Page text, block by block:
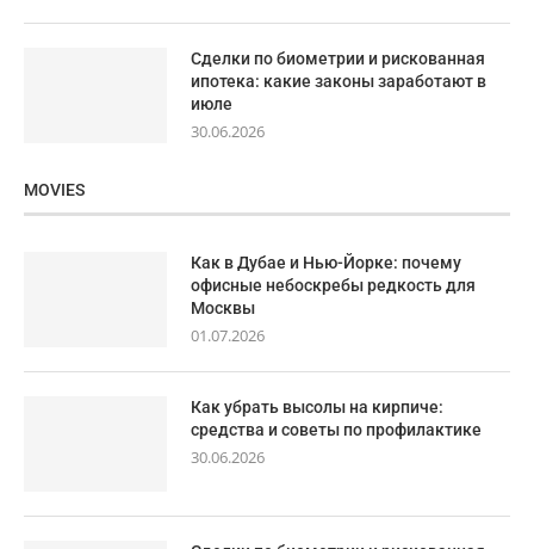
Сделки по биометрии и рискованная
ипотека: какие законы заработают в
июле
30.06.2026
MOVIES
Как в Дубае и Нью-Йорке: почему
офисные небоскребы редкость для
Москвы
01.07.2026
Как убрать высолы на кирпиче:
средства и советы по профилактике
30.06.2026